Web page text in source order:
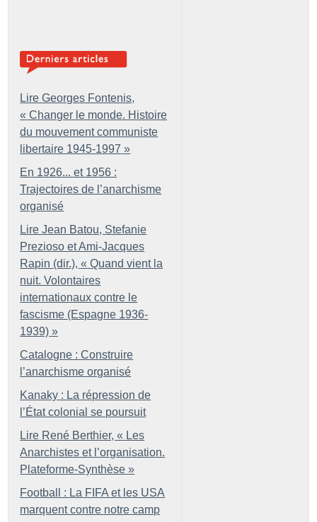
Lire Georges Fontenis,
« Changer le monde. Histoire
du mouvement communiste
libertaire 1945-1997 »
En 1926... et 1956 :
Trajectoires de l’anarchisme
organisé
Lire Jean Batou, Stefanie
Prezioso et Ami-Jacques
Rapin (dir.), « Quand vient la
nuit. Volontaires
internationaux contre le
fascisme (Espagne 1936-
1939) »
Catalogne : Construire
l’anarchisme organisé
Kanaky : La répression de
l’État colonial se poursuit
Lire René Berthier, « Les
Anarchistes et l’organisation.
Plateforme-Synthèse »
Football : La FIFA et les USA
marquent contre notre camp